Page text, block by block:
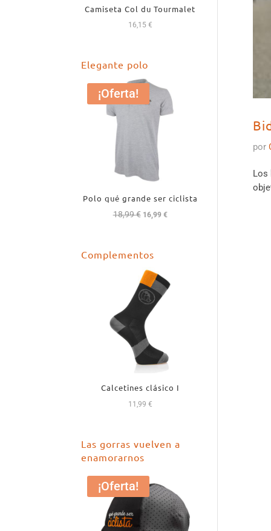
por
Los
Camiseta Col du Tourmalet
16,15 €
Elegante polo
¡Oferta!
Polo qué grande ser ciclista
18,99€ El
era:
18,99 €.
16,99 €El
Complementos
Calcetines clásico I
11,99 €
Las gorras vuelven a
enamorarnos
¡Oferta!